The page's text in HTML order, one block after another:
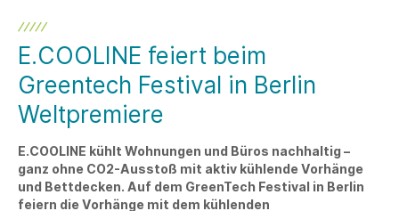
E.COOLINE feiert beim
Greentech Festival in Berlin
Weltpremiere
E.COOLINE kühlt Wohnungen und Büros nachhaltig –
ganz ohne CO2-Ausstoß mit aktiv kühlende Vorhänge
und Bettdecken. Auf dem GreenTech Festival in Berlin
feiern die Vorhänge mit dem kühlenden